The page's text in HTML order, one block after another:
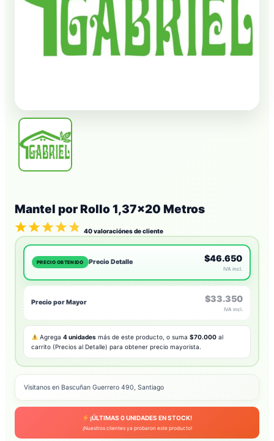
Mantel por Rollo 1,37×20 Metros
40valoraciónes de cliente
PRECIO OBTENIDO Precio Detalle $46.650
IVA incl.
Precio por Mayor $33.350
IVA incl.
Agrega4 unidades más de este producto, o suma$70.000 al
carrito (Precios al Detalle) para obtener precio mayorista.
Visitanos en Bascuñan Guerrero 490, Santiago
¡ÚLTIMAS0UNIDADES EN STOCK!
¡Nuestros clientes ya probaron este producto!